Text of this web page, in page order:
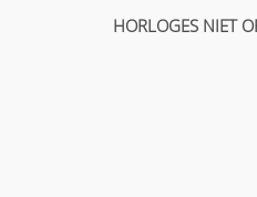
HORLOGES NIET